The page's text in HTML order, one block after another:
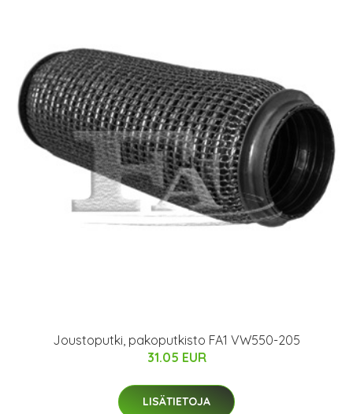
Joustoputki, pakoputkisto FA1 VW550-205
31.05 EUR
LISÄTIETOJA